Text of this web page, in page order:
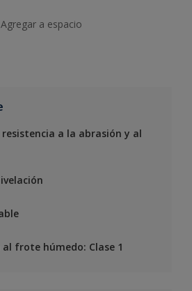
Agregar a espacio
a la abrasión y al
al frote húmedo: Clase 1